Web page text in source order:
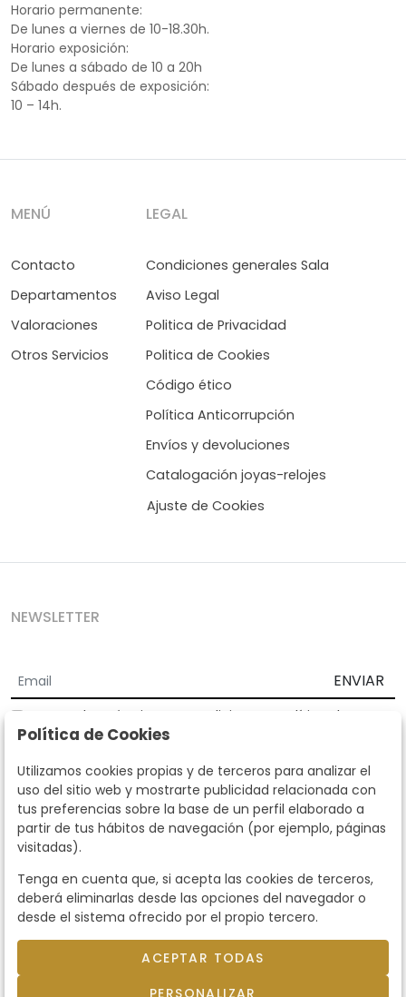
Horario permanente:
De lunes a viernes de 10-18.30h.
Horario exposición:
De lunes a sábado de 10 a 20h
Sábado después de exposición:
10 – 14h.
MENÚ
Contacto
Departamentos
Valoraciones
Otros Servicios
LEGAL
Condiciones generales Sala
Aviso Legal
Politica de Privacidad
Politica de Cookies
Código ético
Política Anticorrupción
Envíos y devoluciones
Catalogación joyas-relojes
Ajuste de Cookies
NEWSLETTER
ENVIAR
Acepto los Términos y Condiciones
Política de
privacidad
Según la LOPD y disposiciones de desarrollo, informamos que sus
datos personales serán tratados por parte de Subastas Segre con la
finalidad de gestionar la relación comercial. Puede ejercitar los
derechos de acceso, rectificación, cancelación, oposición y demás
derechos en los términos establecidos en la normativa vigente
dirigiéndote a nosotros. Asimismo, nos puede solicitar el envío de
llamando al teléfono 915159584 o enviando un e-mail a
info@subastassegre.es
Este sitio está protegido por reCAPTCHA y se aplican la
Términos de servicio de Google.
© 2026
Política de Cookies
Utilizamos cookies propias y de terceros para analizar el
uso del sitio web y mostrarte publicidad relacionada con
tus preferencias sobre la base de un perfil elaborado a
partir de tus hábitos de navegación (por ejemplo, páginas
visitadas).
Tenga en cuenta que, si acepta las cookies de terceros,
deberá eliminarlas desde las opciones del navegador o
desde el sistema ofrecido por el propio tercero.
ACEPTAR TODAS
PERSONALIZAR